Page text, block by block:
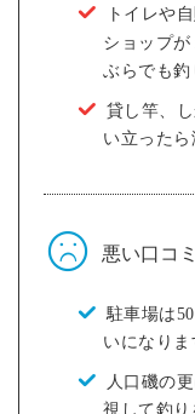
トイレや
ショップ
ぶらでも
貸し竿、
い立ったら
悪い口コミ
駐車場は
いになりま
人口磯の
視して釣り